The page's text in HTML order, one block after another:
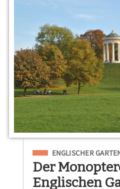
Eingeordnet unter
ENGLISCHER
Der
Englischen